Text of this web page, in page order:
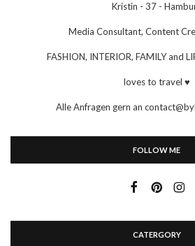
Kristin - 37 -
Media Consultant, Content
FASHION, INTERIOR, FAMILY and
loves to travel ♥
Alle Anfragen gern an
FOLLOW ME
CATERGORY